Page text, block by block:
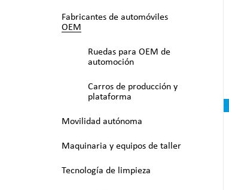
Fabricantes de automóviles
OEM
Ruedas para OEM de
automoción
Carros de producción y
plataforma
Movilidad autónoma
Maquinaria y equipos de taller
Tecnología de limpieza